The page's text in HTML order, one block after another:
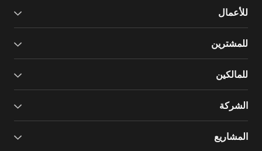
للأعمال
للمشترين
للمالكين
الشركة
المشاريع